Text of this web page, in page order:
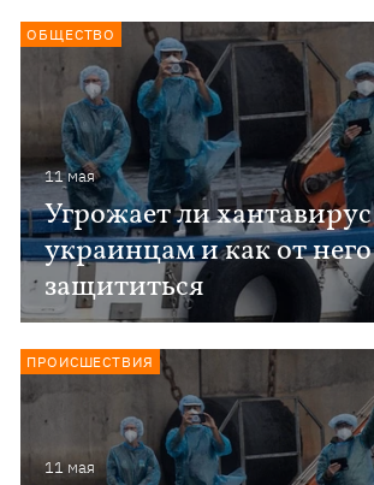
11 мая
Угрожает ли хантавирус
украинцам и как от него
защититься
ОБЩЕСТВО
11 мая
ПРОИСШЕСТВИЯ